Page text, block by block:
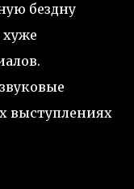
бездну
выступлениях